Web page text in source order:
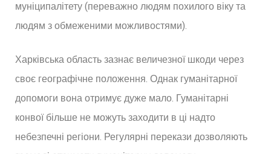
муніципалітету (переважно людям похилого віку та
людям з обмеженими можливостями).
Харківська область зазнає величезної шкоди через
своє географічне положення. Однак гуманітарної
допомоги вона отримує дуже мало. Гуманітарні
конвої більше не можуть заходити в ці надто
небезпечні регіони. Регулярні перекази дозволяють